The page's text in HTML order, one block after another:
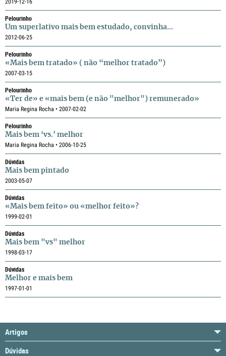
2019-12-16
Pelourinho
Um superlativo mais bem estudado, convinha...
2012-06-25
Pelourinho
«Mais bem tratado» ( não “melhor tratado”)
2007-03-15
Pelourinho
«Ter de» e «mais bem (e não "melhor") remunerado»
Maria Regina Rocha • 2007-02-02
Pelourinho
Mais bem ‘vs.’ melhor
Maria Regina Rocha • 2006-10-25
Dúvidas
Mais bem pintado
2003-05-07
Dúvidas
«Mais bem feito» ou «melhor feito»?
1999-02-01
Dúvidas
Mais bem "vs" melhor
1998-03-17
Dúvidas
Melhor e mais bem
1997-01-01
Artigos
Dúvidas